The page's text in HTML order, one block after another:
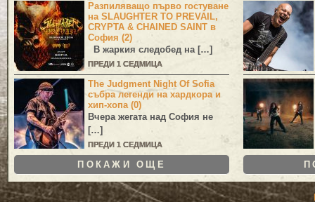
Разпиляващо първо гостуване
на SLAUGHTER TO PREVAIL,
CRYPTA & CHAINED SAINT в
София (2)
В жаркия следобед на […]
ПРЕДИ 1 СЕДМИЦА
The Judgment Night Of Sofia
събра легенди на хардкора и
хип-хопа (0)
Вчера жегата над София не
[…]
ПРЕДИ 1 СЕДМИЦА
ПОКАЖИ ОЩЕ